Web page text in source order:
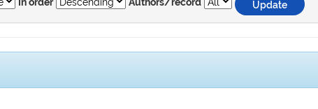
In order Authors/record